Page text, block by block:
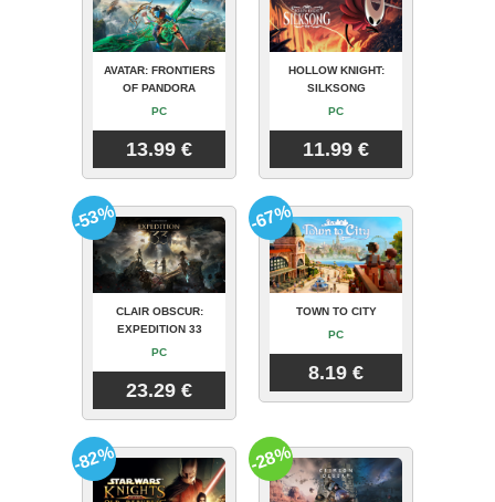
AVATAR: FRONTIERS
OF PANDORA
PC
13.99 €
HOLLOW KNIGHT:
SILKSONG
PC
11.99 €
CLAIR OBSCUR:
EXPEDITION 33
PC
23.29 €
-53%
TOWN TO CITY
PC
8.19 €
-67%
-82% -28%